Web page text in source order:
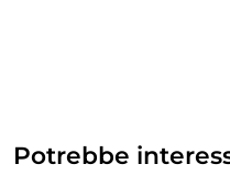
Potrebbe